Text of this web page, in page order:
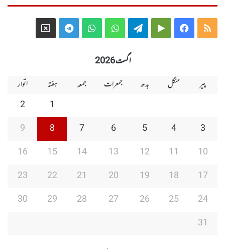
RSS
Facebook
Google
Telegram
WhatsApp
WhatsApp
Telegram
X
اگست 2026
پیر
منگل بدھ جمعرات جمعہ ہفتہ
اتوار
1
2
3
4
5
6
7
8
9
10
11
12
13
14
15
16
17
18
19
20
21
22
23
24
25
26
27
28
29
30
31